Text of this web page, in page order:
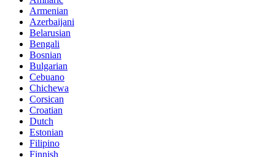
Armenian
Azerbaijani
Belarusian
Bengali
Bosnian
Bulgarian
Cebuano
Chichewa
Corsican
Croatian
Dutch
Estonian
Filipino
Finnish